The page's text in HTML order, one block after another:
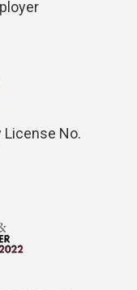
License No.